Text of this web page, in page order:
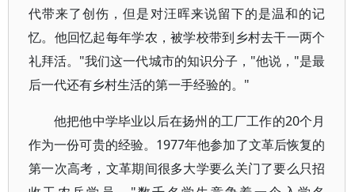
代带来了创伤，但是对汪晖来说留下的是温和的记
忆。他回忆起每年学农，被学校带到乡村去干一两个
礼拜活。"我们这一代城市的知识分子，"他说，"是最
后一代还有乡村生活的第一手经验的。"
他把他中学毕业以后在扬州的工厂工作的20个月
作为一份可贵的经验。1977年他参加了文革后恢复的
第一次高考，文革期间很多大学要么关门了要么只招